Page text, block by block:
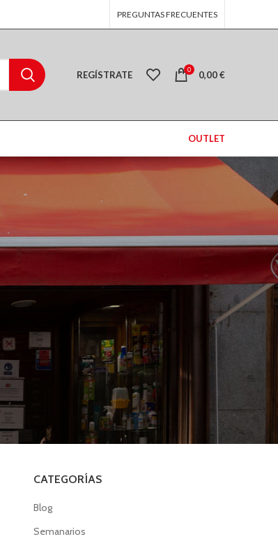
PREGUNTAS FRECUENTES
REGÍSTRATE 0 0,00€
OUTLET
CATEGORÍAS
Blog
Semanarios